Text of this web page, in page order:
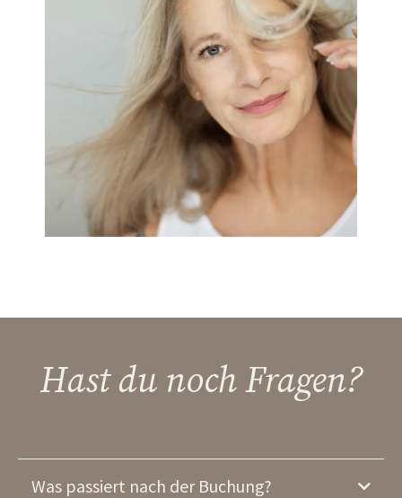
Hast du noch Fragen?
Was passiert nach der Buchung?